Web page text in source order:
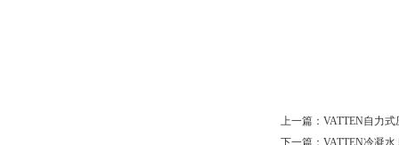
上一篇： VATTEN自力
下一篇： VATTEN冷凝